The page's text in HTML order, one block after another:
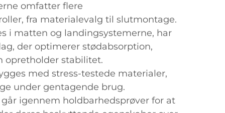
omfatter flere
fra materialevalg til slutmontage.
i matten og landingsystemerne, har
der optimerer stødabsorption,
opretholder stabilitet.
med stress-testede materialer,
under gentagende brug.
igennem holdbarhedsprøver for at